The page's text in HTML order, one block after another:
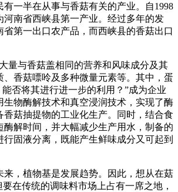
有一半在从事与香菇有关的产业。自1998
河南省西峡县第一产业。经过多年的发
省第一出口农产品，而西峡县的香菇出口
与香菇盖相同的营养和风味成分及其
、香菇嘌呤及多种微量元素等。其中，蛋
否将其进行进一步的利用？”成为企业
生物酶解技术和真空浸润技术，实现了酶
香菇抽提物的工业化生产。同时，结合食
酶解时间，并大幅减少生产用水，制备的
固液分离，既能产生鲜味成分又可起到
，植物基是发展趋势。因此，想从在菇
在传统的调味料市场上占有一席之地，